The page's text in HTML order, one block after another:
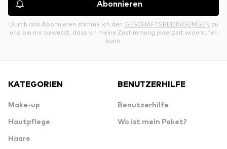
Abonnieren
Durch das Abonnieren stimme ich den GESCHÄFTSBEDINGUNGEN zu
und bin mir bewusst, dass ich meine Zustimmung jederzeit widerrufen
kann.
KATEGORIEN
Make-up
Hautpflege
Haare
BENUTZERHILFE
Benutzerhilfe
Wo ist mein Paket?